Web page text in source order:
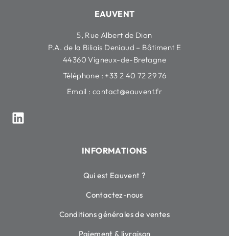
EAUVENT
5, Rue Albert de Dion
P.A. de la Biliais Deniaud – Bâtiment E
44360 Vigneux-de-Bretagne
Téléphone : +33 2 40 72 29 76
Email : contact@eauvent.fr
INFORMATIONS
Qui est Eauvent ?
Contactez-nous
Conditions générales de ventes
Paiement & livraison